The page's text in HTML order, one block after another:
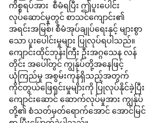
ကိစ္စရပ်အား  စီမံရပြီး ဤပူးပေါင်း
လုပ်ဆောင်မှုတွင် စာသင်ကျောင်း၏
အရင်းအမြစ်၊ စီမံအုပ်ချုပ်ရေးနှင့် များစွာ
သော ပူးပေါင်းမှုများ ပြုလုပ်ရပါသည်။
ကျောင်းထိုင်ဘုန်းကြီး ဦးအဂ္ဂသေန လန်
တိုင်း အပေါ်တွင် ကျွန်ုပ်တို့အနေဖြင့်
ယုံကြည်မှု အစွမ်းကုန်ရှိသည့်အတွက်
ကိုင်တွယ်ဖြေရှင်းမှုမျိားကို ပြုလုပ်နိုင်ခဲ့ပြီး
ကျောင်းဆောင် ဆောက်လုပ်မှုအား ကျွန်ုပ်
တို့၏ စံသတ်မှတ်ရောက်အောင် အောင်မြင်